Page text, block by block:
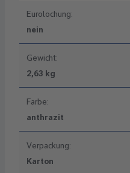
Eurolochung:
nein
Gewicht:
2,63 kg
Farbe:
anthrazit
Verpackung:
Karton